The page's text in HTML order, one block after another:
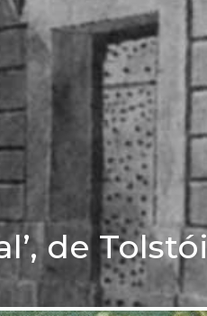
de Tolstói